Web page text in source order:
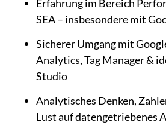
Erfahrung im Bereich
SEA – insbesondere mit
Sicherer Umgang mit
Analytics, Tag Manager &
Studio
Analytisches Denken,
Lust auf datengetriebenes